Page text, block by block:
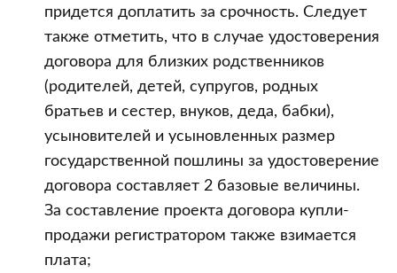
придется доплатить за срочность. Следует
также отметить, что в случае удостоверения
договора для близких родственников
(родителей, детей, супругов, родных
братьев и сестер, внуков, деда, бабки),
усыновителей и усыновленных размер
государственной пошлины за удостоверение
договора составляет 2 базовые величины.
За составление проекта договора купли-
продажи регистратором также взимается
плата;